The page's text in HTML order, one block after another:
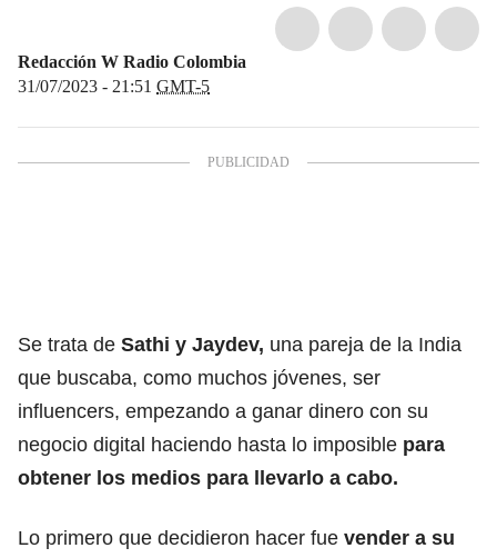
Redacción W Radio Colombia
31/07/2023 - 21:51 GMT-5
Se trata de Sathi y Jaydev, una pareja de la India
que buscaba, como muchos jóvenes, ser
influencers, empezando a ganar dinero con su
negocio digital haciendo hasta lo imposible para
obtener los medios para llevarlo a cabo.
Lo primero que decidieron hacer fue vender a su